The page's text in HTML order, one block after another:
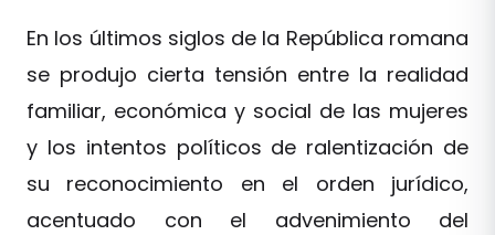
En los últimos siglos de la República romana
se produjo cierta tensión entre la realidad
familiar, económica y social de las mujeres
y los intentos políticos de ralentización de
su reconocimiento en el orden jurídico,
acentuado con el advenimiento del